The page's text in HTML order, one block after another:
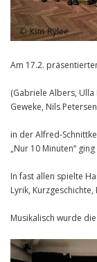
Am 17.2.
(Gabriele Albers, Ulla
Geweke, Nils
in der Alfred-
„Nur 10 Minuten“
In fast allen spielte
Lyrik,
Musikalisch wurde